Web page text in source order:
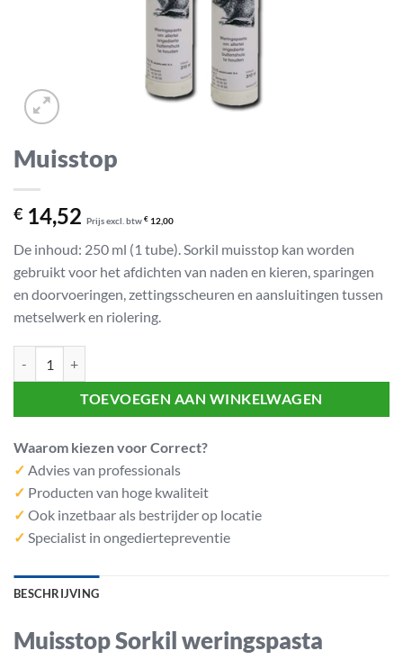
Muisstop
€ 14,52 Prijs excl. btw € 12,00
De inhoud: 250 ml (1 tube). Sorkil muisstop kan worden
gebruikt voor het afdichten van naden en kieren, sparingen
en doorvoeringen, zettingsscheuren en aansluitingen tussen
metselwerk en riolering.
TOEVOEGEN AAN WINKELWAGEN
Waarom kiezen voor Correct?
✓ Advies van professionals
✓ Producten van hoge kwaliteit
✓ Ook inzetbaar als bestrijder op locatie
✓ Specialist in ongediertepreventie
BESCHRIJVING
Muisstop Sorkil weringspasta